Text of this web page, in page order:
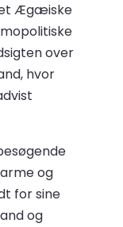
Ægæiske
over
hvor
og
for sine
og